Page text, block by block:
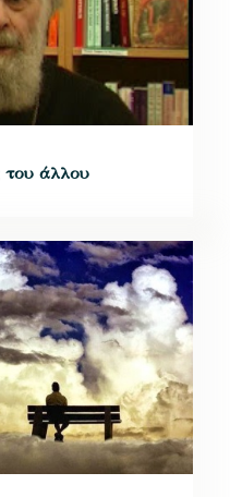
του άλλου